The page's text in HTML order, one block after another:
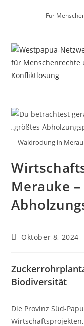
Für
Waldrodung in
Merauke
Oktober 8, 2024
Biodiversität
Die Provinz Süd-